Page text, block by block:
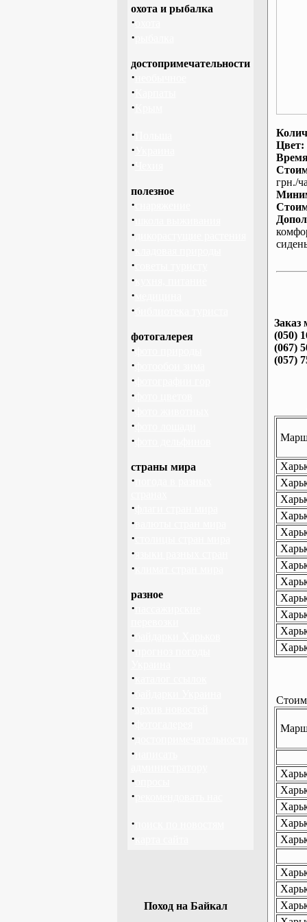
охота и рыбалка
·
·
достопримечательности
·
·
·
·
·
·
полезное
·
·
·
·
·
·
·
·
фотогалерея
·
·
·
·
·
·
·
страны мира
·
·
·
·
·
·
разное
·
·
·
·
·
·
·
·
·
·
·
·
·
Поход на Байкал
Цвет:
грн./
Заказ
(050)
(067)
(057)